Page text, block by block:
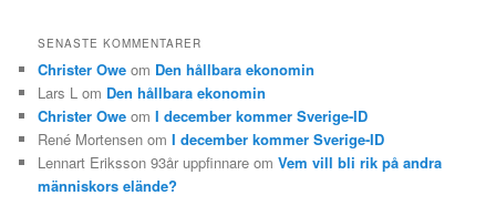
SENASTE KOMMENTARER
Christer Owe om Den hållbara ekonomin
Lars L om Den hållbara ekonomin
Christer Owe omI december kommer Sverige-ID
René Mortensen omI december kommer Sverige-ID
Lennart Eriksson 93år uppfinnare omVem vill bli rik på andra
människors elände?